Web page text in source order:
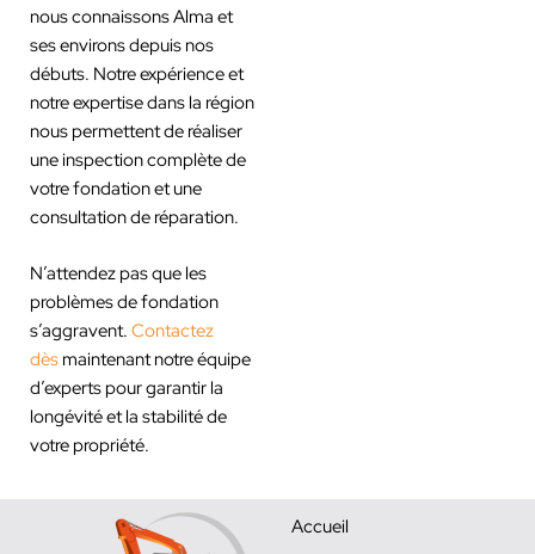
nous connaissons Alma et
ses environs depuis nos
débuts. Notre expérience et
notre expertise dans la région
nous permettent de réaliser
une inspection complète de
votre fondation et une
consultation de réparation.
N’attendez pas que les
problèmes de fondation
s’aggravent. Contactez
dèsmaintenant notre équipe
d’experts pour garantir la
longévité et la stabilité de
votre propriété.
Accueil